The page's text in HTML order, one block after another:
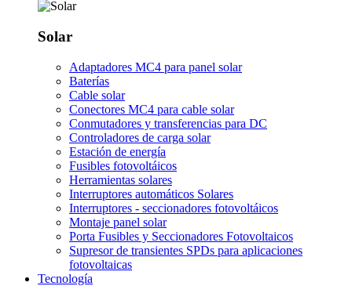
Solar
Adaptadores MC4 para panel solar
Baterías
Cable solar
Conectores MC4 para cable solar
Conmutadores y transferencias para DC
Controladores de carga solar
Estación de energía
Fusibles fotovoltáicos
Herramientas solares
Interruptores automáticos Solares
Interruptores - seccionadores fotovoltáicos
Montaje panel solar
Porta Fusibles y Seccionadores Fotovoltaicos
Supresor de transientes SPDs para aplicaciones
fotovoltaicas
Tecnología